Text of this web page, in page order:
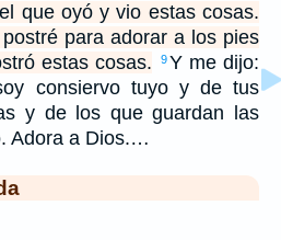
que oyó y vio estas cosas.
para adorar a los pies
estas cosas.
9 Y me dijo:
consiervo tuyo y de tus
y de los que guardan las
Adora a Dios.…